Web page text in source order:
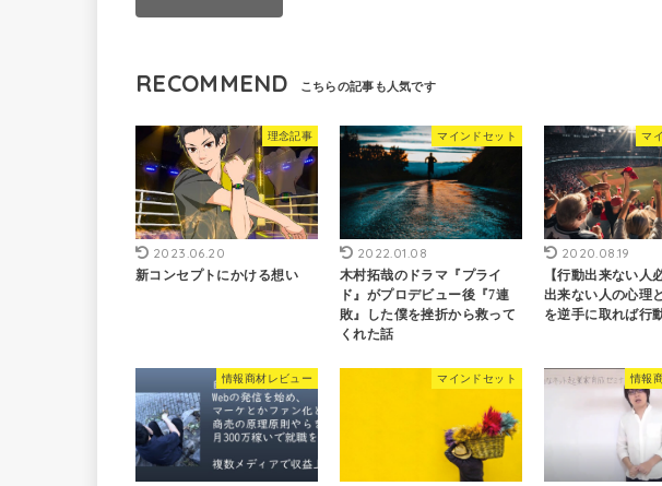
RECOMMEND
理念記事
2023.06.20
新コンセプトにかける想い
マインドセット
2022.01.08
木村拓哉のドラマ『プライ
ド』がプロデビュー後『7連
敗』した僕を挫折から救って
くれた話
マ
2020.08.19
【行動出来ない人
出来ない人の心理
を逆手に取れば行
情報商材レビュー マインドセット 情報